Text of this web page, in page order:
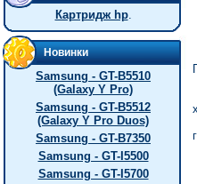
Картридж hp.
Новинки
Samsung - GT-B5510
(Galaxy Y Pro)
Samsung - GT-B5512
(Galaxy Y Pro Duos)
Samsung - GT-B7350
Samsung - GT-I5500
Samsung - GT-I5700